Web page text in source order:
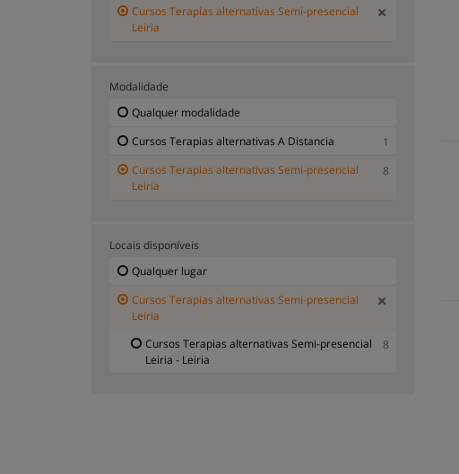
Cursos Terapias alternativas Semi-presencial
Leiria
Modalidade
Qualquer modalidade
Cursos Terapias alternativas A Distancia
1
Cursos Terapias alternativas Semi-presencial
Leiria
8
Locais disponíveis
Qualquer lugar
Cursos Terapias alternativas Semi-presencial
Leiria
Cursos Terapias alternativas Semi-presencial
Leiria - Leiria
8